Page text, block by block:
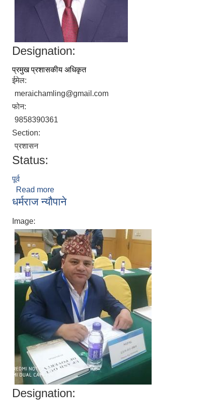
Designation:
प्रमुख प्रशासकीय अधिकृत
ईमेल:
meraichamling@gmail.com
फोन:
9858390361
Section:
प्रशासन
Status:
पूर्व
Read more
धर्मराज न्याैपाने
Image:
Designation: